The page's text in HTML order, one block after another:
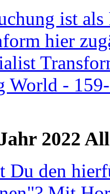
ist
hier
World -
2022
Du den